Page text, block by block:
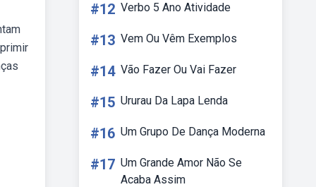
#12 Verbo 5 Ano Atividade
#13 Vem Ou Vêm Exemplos
#14 Vão Fazer Ou Vai Fazer
#15 Ururau Da Lapa Lenda
#16 Um Grupo De Dança Moderna
#17 Um Grande Amor Não Se
Acaba Assim